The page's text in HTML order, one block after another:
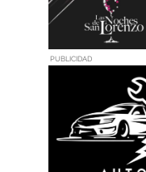
PUBLICIDAD